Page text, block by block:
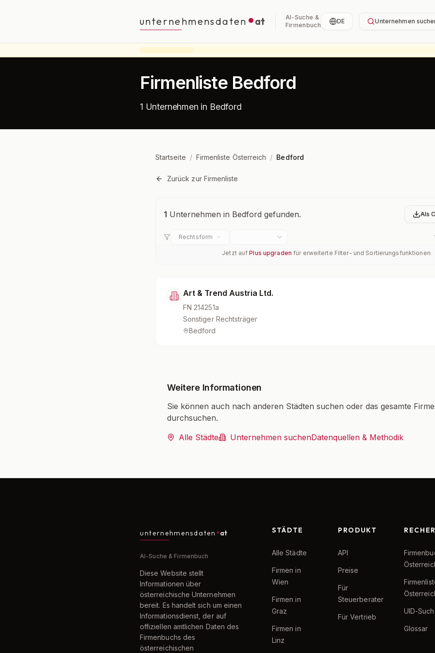
unternehmensdaten at
AI-Suche &
Firmenbuch
DE Unternehmen
Firmenliste Bedford
1 Unternehmen in Bedford
Startseite / Firmenliste Österreich / Bedford
Zurück zur Firmenliste
Unternehmensübersicht
1 Unternehmen in Bedford gefunden. Als
Rechtsform
Jetzt aufPlus upgraden für erweiterte Filter- und Sortierungsfunktionen
Art & Trend Austria Ltd.
FN 214251a
Sonstiger Rechtsträger
Bedford
Weitere Informationen
Sie können auch nach anderen Städten suchen oder das gesamte
durchsuchen.
Alle Städte
Unternehmen suchenDatenquellen & Methodik
unternehmensdaten at
AI-Suche & Firmenbuch
Diese Website stellt
Informationen über
österreichische Unternehmen
bereit. Es handelt sich um einen
Informationsdienst, der auf
offiziellen amtlichen Daten des
Firmenbuchs des
österreichischen
STÄDTE
Alle Städte
Firmen in
Wien
Firmen in
Graz
Firmen in
Linz
PRODUKT
API
Preise
Für
Steuerberater
Für Vertrieb
UID-
Glossar